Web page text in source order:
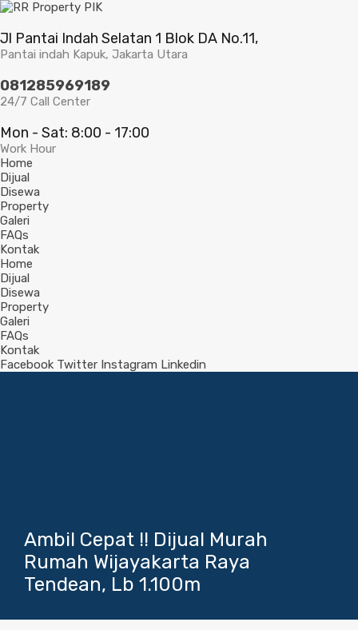
Jl Pantai Indah Selatan 1 Blok DA No.11,
Pantai indah Kapuk, Jakarta Utara
081285969189
24/7 Call Center
Mon - Sat: 8:00 - 17:00
Work Hour
Home
Dijual
Disewa
Property
Galeri
FAQs
Kontak
Home
Dijual
Disewa
Property
Galeri
FAQs
Kontak
Facebook Twitter Instagram Linkedin
Ambil Cepat !! Dijual Murah
Rumah Wijayakarta Raya
Tendean, Lb 1.100m